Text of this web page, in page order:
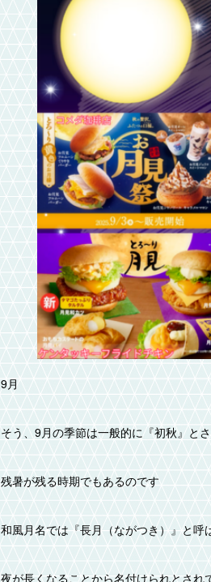
9月
そう、9月の季節は一般的に『初秋』と
残暑が残る時期でもあるのです
和風月名では『長月（ながつき）』と呼
夜が長くなることから名付けられとされ